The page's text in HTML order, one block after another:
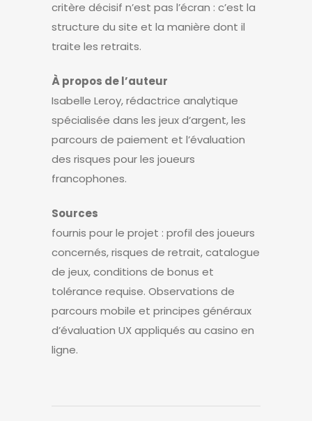
critère décisif n’est pas l’écran : c’est la
structure du site et la manière dont il
traite les retraits.
À propos de l’auteur
Isabelle Leroy, rédactrice analytique
spécialisée dans les jeux d’argent, les
parcours de paiement et l’évaluation
des risques pour les joueurs
francophones.
Sources
fournis pour le projet : profil des joueurs
concernés, risques de retrait, catalogue
de jeux, conditions de bonus et
tolérance requise. Observations de
parcours mobile et principes généraux
d’évaluation UX appliqués au casino en
ligne.